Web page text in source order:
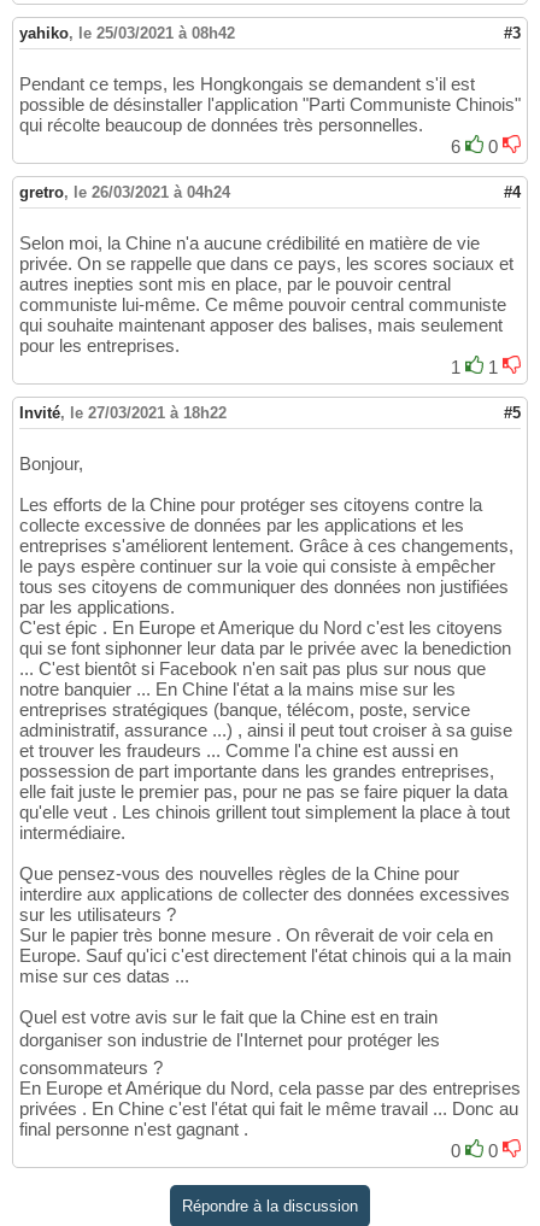
yahiko, le 25/03/2021 à 08h42 #3
Pendant ce temps, les Hongkongais se demandent s'il est
possible de désinstaller l'application "Parti Communiste Chinois"
qui récolte beaucoup de données très personnelles.
6
0
gretro, le 26/03/2021 à 04h24 #4
Selon moi, la Chine n'a aucune crédibilité en matière de vie
privée. On se rappelle que dans ce pays, les scores sociaux et
autres inepties sont mis en place, par le pouvoir central
communiste lui-même. Ce même pouvoir central communiste
qui souhaite maintenant apposer des balises, mais seulement
pour les entreprises.
1
1
Invité, le 27/03/2021 à 18h22 #5
Bonjour,
Les efforts de la Chine pour protéger ses citoyens contre la
collecte excessive de données par les applications et les
entreprises s'améliorent lentement. Grâce à ces changements,
le pays espère continuer sur la voie qui consiste à empêcher
tous ses citoyens de communiquer des données non justifiées
par les applications.
C'est épic . En Europe et Amerique du Nord c'est les citoyens
qui se font siphonner leur data par le privée avec la benediction
... C'est bientôt si Facebook n'en sait pas plus sur nous que
notre banquier ... En Chine l'état a la mains mise sur les
entreprises stratégiques (banque, télécom, poste, service
administratif, assurance ...) , ainsi il peut tout croiser à sa guise
et trouver les fraudeurs ... Comme l'a chine est aussi en
possession de part importante dans les grandes entreprises,
elle fait juste le premier pas, pour ne pas se faire piquer la data
qu'elle veut . Les chinois grillent tout simplement la place à tout
intermédiaire.
Que pensez-vous des nouvelles règles de la Chine pour
interdire aux applications de collecter des données excessives
sur les utilisateurs ?
Sur le papier très bonne mesure . On rêverait de voir cela en
Europe. Sauf qu'ici c'est directement l'état chinois qui a la main
mise sur ces datas ...
Quel est votre avis sur le fait que la Chine est en train
dorganiser son industrie de l'Internet pour protéger les
consommateurs ?
En Europe et Amérique du Nord, cela passe par des entreprises
privées . En Chine c'est l'état qui fait le même travail ... Donc au
final personne n'est gagnant .
0
0
Répondre à la discussion